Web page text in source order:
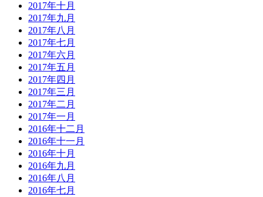
2017年十月
2017年九月
2017年八月
2017年七月
2017年六月
2017年五月
2017年四月
2017年三月
2017年二月
2017年一月
2016年十二月
2016年十一月
2016年十月
2016年九月
2016年八月
2016年七月